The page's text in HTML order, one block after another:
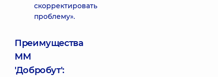
скорректировать
проблему».
Преимущества
ММ
'Добробут':